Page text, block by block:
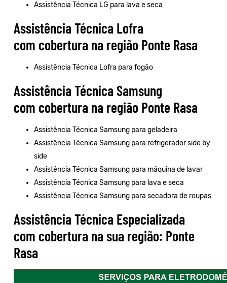
Assistência Técnica LG para lava e seca
Assistência Técnica Lofra
com cobertura na região Ponte Rasa
Assistência Técnica Lofra para fogão
Assistência Técnica Samsung
com cobertura na região Ponte Rasa
Assistência Técnica Samsung para geladeira
Assistência Técnica Samsung para refrigerador side by
side
Assistência Técnica Samsung para máquina de lavar
Assistência Técnica Samsung para lava e seca
Assistência Técnica Samsung para secadora de roupas
Assistência Técnica Especializada
com cobertura na sua região: Ponte
Rasa